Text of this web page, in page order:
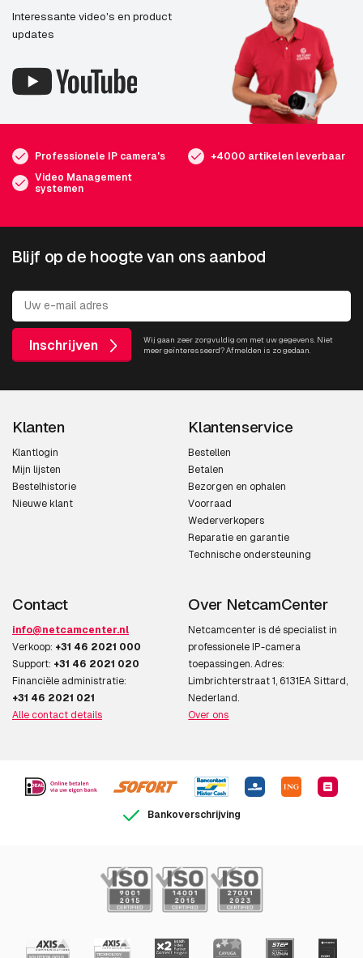
Interessante video's en product
updates
Professionele IP camera's
+4000 artikelen leverbaar
Video Management
systemen
Blijf op de hoogte van ons aanbod
Inschrijven
Wij gaan zeer zorgvuldig om met uw gegevens. Niet
meer geïnteresseerd? Afmelden is zo gedaan.
Klanten
Klantlogin
Mijn lijsten
Bestelhistorie
Nieuwe klant
Klantenservice
Bestellen
Betalen
Bezorgen en ophalen
Voorraad
Wederverkopers
Reparatie en garantie
Technische ondersteuning
Contact
info@netcamcenter.nl
Verkoop: +31 46 2021 000
Support: +31 46 2021 020
Financiële administratie:
+31 46 2021 021
Alle contact details
Over NetcamCenter
Netcamcenter is dé specialist in
professionele IP-camera
toepassingen. Adres:
Limbrichterstraat 1, 6131EA Sittard,
Nederland.
Over ons
Bankoverschrijving